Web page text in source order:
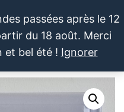
passées après le 12
du 18 août. Merci
et bel été ! Ignorer